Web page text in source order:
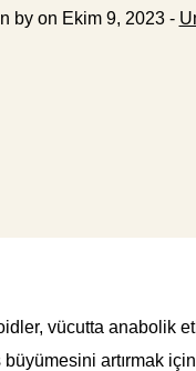
by on Ekim 9, 2023 -
vücutta anabolik
artırmak